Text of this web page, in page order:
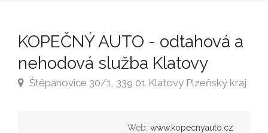
KOPEČNÝ AUTO - odtahová a
nehodová služba Klatovy
Štěpánovice 30/1, 339 01 Klatovy Plzeňský kraj
Web: www.kopecnyauto.cz